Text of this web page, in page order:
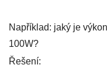
Například: jaký je
100W?
Řešení: